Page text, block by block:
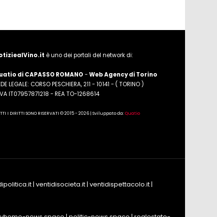
è uno dei portali del network di:
di CAPASSO ROMANO -Web Agency di Torino
LEGALE: CORSO PESCHIERA, 211 - 10141 - ( TORINO )
IT07957871218 - REA TO-1268614
I DIRITTI SONO RISERVATI © 2015 - 2026 | Sviluppato da:Quatio
| ventidisocieta.it| ventidispettacolo.it|